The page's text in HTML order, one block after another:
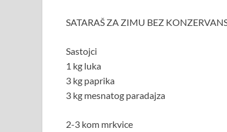
SATARAŠ ZA ZIMU BEZ
Sastojci
1 kg luka
3 kg paprika
3 kg mesnatog paradajza
2-3 kom mrkvice